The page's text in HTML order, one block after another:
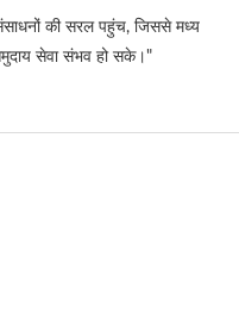
की सरल पहुंच, जिससे मध्य
सेवा संभव हो सके।"